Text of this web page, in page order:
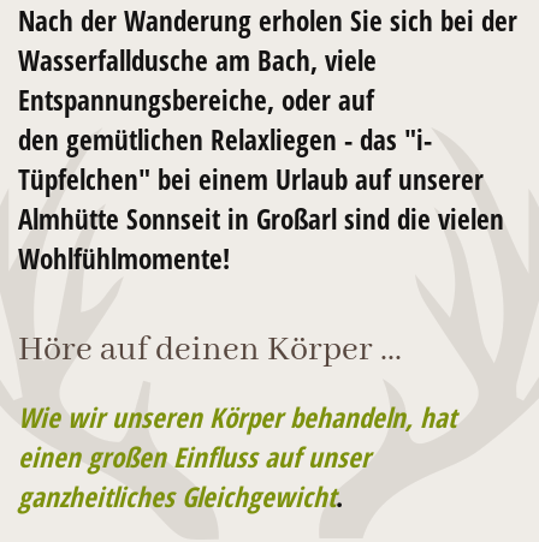
Nach der Wanderung erholen Sie sich bei der
Wasserfalldusche am Bach, viele
Entspannungsbereiche, oder auf
den gemütlichen Relaxliegen -das "i-
Tüpfelchen" bei einem Urlaub auf unserer
Almhütte Sonnseit in Großarlsind die vielen
Wohlfühlmomente!
Höre auf deinen Körper ...
Wie wir unseren Körper behandeln, hat
einen großen Einfluss auf unser
ganzheitliches Gleichgewicht.